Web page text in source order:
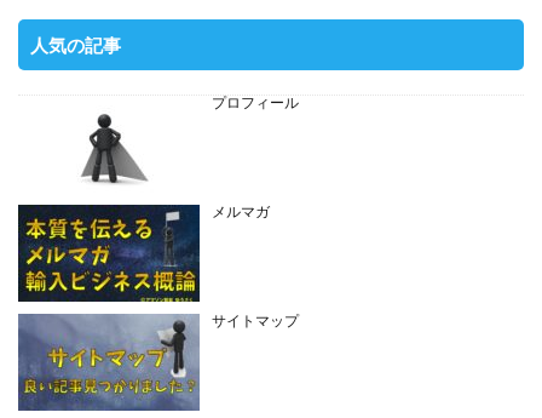
人気の記事
プロフィール
メルマガ
サイトマップ